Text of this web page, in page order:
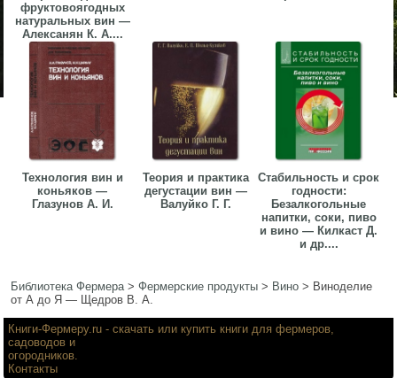
фруктовоягодных
натуральных вин —
Алексанян К. А....
Технология вин и
коньяков —
Глазунов А. И.
Теория и практика
дегустации вин —
Валуйко Г. Г.
Стабильность и срок
годности:
Безалкогольные
напитки, соки, пиво
и вино — Килкаст Д.
и др....
Библиотека Фермера>Фермерские продукты > Вино > Виноделие
от А до Я — Щедров В. А.
Книги-Фермеру.ru - скачать или купить книги для фермеров,
садоводов и
огородников.
Контакты